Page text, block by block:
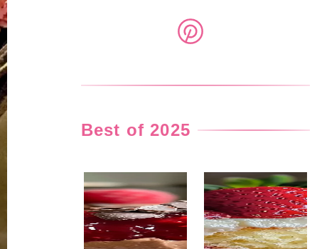
Best of 2025